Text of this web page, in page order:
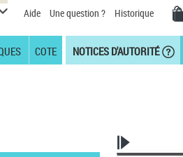
Aide Une question ? Historique
COTE NOTICES D'AUTORITÉ